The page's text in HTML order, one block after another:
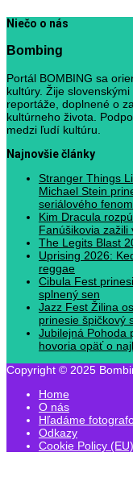
Niečo o nás
Bombing
Portál BOMBING sa
kultúry. Žije
reportáže, doplnené o
kultúrneho života.
medzi ľudí kultúru.
Najnovšie články
Stranger Things
Michael Stein
seriálového
Kim Dracula
Fanúšikovia
The Legits Blast
Uprising 2026:
reggae
Cibula Fest
splnený sen
Jazz Fest Žilina
prinesie špičkový
Jubilejná Pohoda
hovoria opäť o
Copyright © 2025
Home
O nás
Hľadáme
Odkazy
Cookie Policy (EU)